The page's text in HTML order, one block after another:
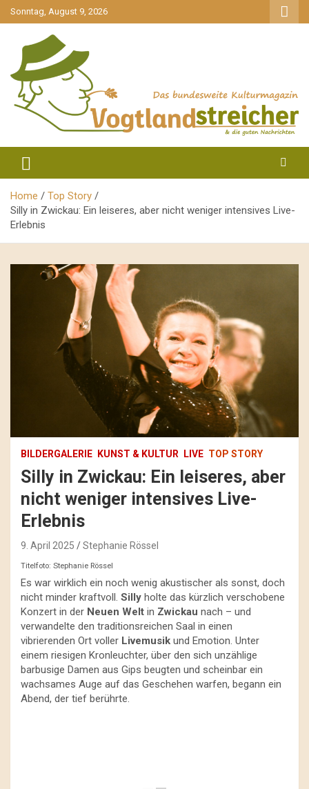
gehe
zum
Sonntag, August 9, 2026
Vogtlandstreicher
Home
Top Story
Silly in Zwickau: Ein leiseres, aber nicht weniger intensives Live-
Erlebnis
BILDERGALERIE KUNST & KULTUR LIVE TOP STORY
Silly in Zwickau: Ein leiseres, aber
nicht weniger intensives Live-
Erlebnis
9. April 2025 Stephanie Rössel
Titelfoto: Stephanie Rössel
Es war wirklich ein noch wenig akustischer als sonst, doch
nicht minder kraftvoll. Silly holte das kürzlich verschobene
Konzert in der Neuen Welt in Zwickau nach – und
verwandelte den traditionsreichen Saal in einen
vibrierenden Ort voller Livemusik und Emotion. Unter
einem riesigen Kronleuchter, über den sich unzählige
barbusige Damen aus Gips beugten und scheinbar ein
wachsames Auge auf das Geschehen warfen, begann ein
Abend, der tief berührte.